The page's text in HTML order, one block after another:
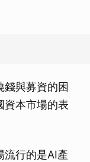
與募資的困
資本市場的表
流行的是AI產